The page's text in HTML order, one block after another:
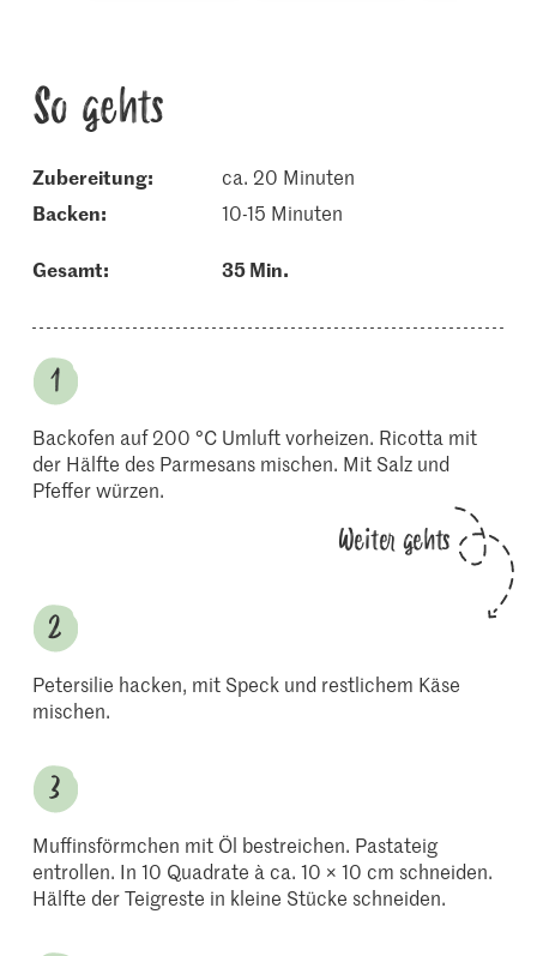
So gehts
Zubereitung:
ca. 20 Minuten
backen:
10-15 Minuten
Gesamt: 35 Min.
Backofen auf 200 °C Umluft vorheizen. Ricotta mit
der Hälfte des Parmesans mischen. Mit Salz und
Pfeffer würzen.
Weiter gehts
Petersilie hacken, mit Speck und restlichem Käse
mischen.
Muffinsförmchen mit Öl bestreichen. Pastateig
entrollen. In 10 Quadrate à ca. 10 × 10 cm schneiden.
Hälfte der Teigreste in kleine Stücke schneiden.